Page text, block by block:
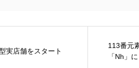
実店舗をスタート
113番元
「Nh」に